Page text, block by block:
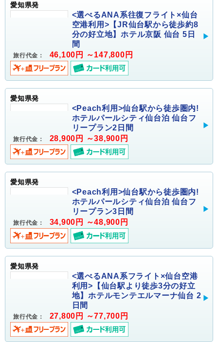
愛知県発
<選べるANA系往復フライト×仙台
空港利用>【JR仙台駅から徒歩約8
分の好立地】ホテル京阪 仙台 5日
間
旅行代金： 46,100円 ～147,800円
愛知県発
<Peach利用>仙台駅から徒歩圏内!
ホテルパールシティ仙台泊 仙台フ
リープラン2日間
旅行代金： 28,900円 ～38,900円
愛知県発
<Peach利用>仙台駅から徒歩圏内!
ホテルパールシティ仙台泊 仙台フ
リープラン3日間
旅行代金： 34,900円 ～48,900円
愛知県発
<選べるANA系フライト×仙台空港
利用>【仙台駅より徒歩3分の好立
地】ホテルモンテエルマーナ仙台 2
日間
旅行代金： 27,800円 ～77,700円